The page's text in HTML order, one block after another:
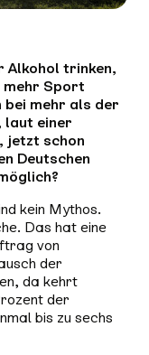
Alkohol trinken,
mehr Sport
bei mehr als der
laut einer
jetzt schon
Deutschen
kein Mythos.
Das hat eine
von
der
da kehrt
der
bis zu sechs